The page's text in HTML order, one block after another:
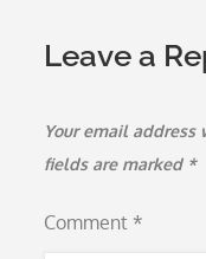
Leave a
Your email
fields are marked *
Comment *